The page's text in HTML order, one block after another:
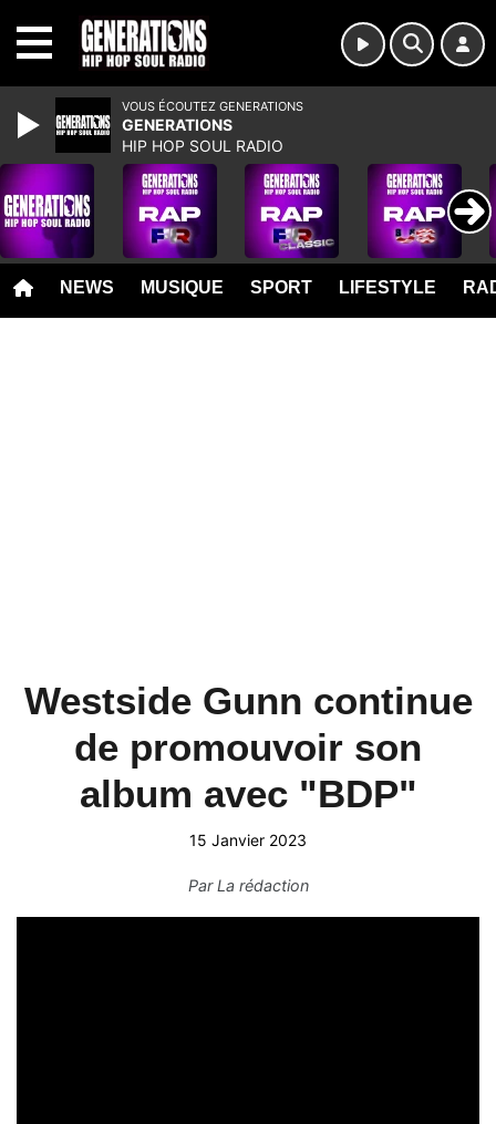
NEWS MUSIQUE SPORT LIFESTYLE
Westside Gunn continue
de promouvoir son
album avec "BDP"
15 Janvier 2023
ParLa rédaction
VOUS ÉCOUTEZ GENERATIONS
GENERATIONS
HIP HOP SOUL RADIO